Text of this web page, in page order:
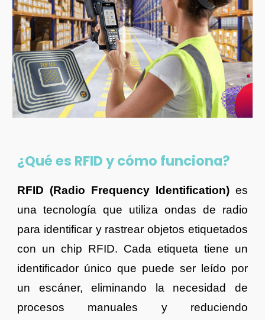
¿Qué es RFID y cómo funciona?
RFID (Radio Frequency Identification)es
una tecnología que utiliza ondas de radio
para identificar y rastrear objetos etiquetados
con un chip RFID. Cada etiqueta tiene un
identificador único que puede ser leído por
un escáner, eliminando la necesidad de
procesos manuales y reduciendo